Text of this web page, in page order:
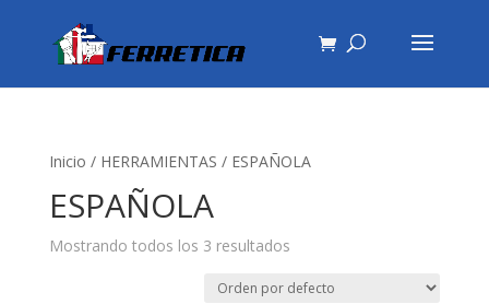
Inicio / HERRAMIENTAS / ESPAÑOLA
ESPAÑOLA
Mostrando todos los 3 resultados